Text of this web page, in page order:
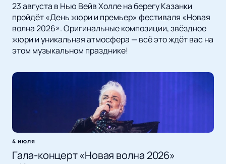
23 августа в Нью Вейв Холле на берегу Казанки
пройдёт «День жюри и премьер» фестиваля «Новая
волна 2026». Оригинальные композиции, звёздное
жюри и уникальная атмосфера — всё это ждёт вас на
этом музыкальном празднике!
4 июля
Гала-концерт «Новая волна 2026»